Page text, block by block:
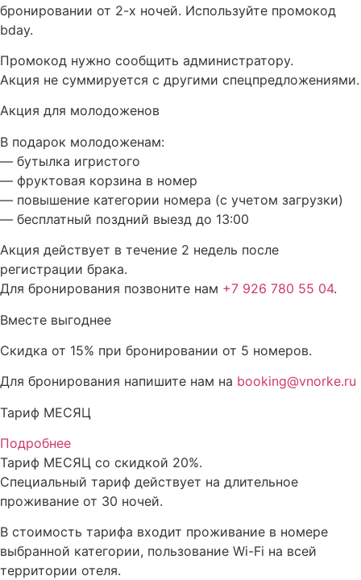
бронировании от 2-х ночей. Используйте промокод
bday.
Промокод нужно сообщить администратору.
Акция не суммируется с другими спецпредложениями.
Акция для молодоженов
В подарок молодоженам:
— бутылка игристого
— фруктовая корзина в номер
— повышение категории номера (с учетом загрузки)
— бесплатный поздний выезд до 13:00
Акция действует в течение 2 недель после
регистрации брака.
Для бронирования позвоните нам +7 926 780 55 04.
Вместе выгоднее
Скидка от 15% при бронировании от 5 номеров.
Для бронирования напишите нам на booking@vnorke.ru
Тариф МЕСЯЦ
Подробнее
Тариф МЕСЯЦ со скидкой 20%.
Специальный тариф действует на длительное
проживание от 30 ночей.
В стоимость тарифа входит проживание в номере
выбранной категории, пользование Wi-Fi на всей
территории отеля.